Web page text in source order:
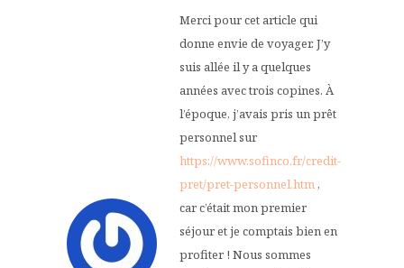
Merci pour cet article qui
donne envie de voyager. J’y
suis allée il y a quelques
années avec trois copines. À
l’époque, j’avais pris un prêt
personnel sur
https://www.sofinco.fr/credit-
pret/pret-personnel.htm ,
car c’était mon premier
séjour et je comptais bien en
profiter ! Nous sommes